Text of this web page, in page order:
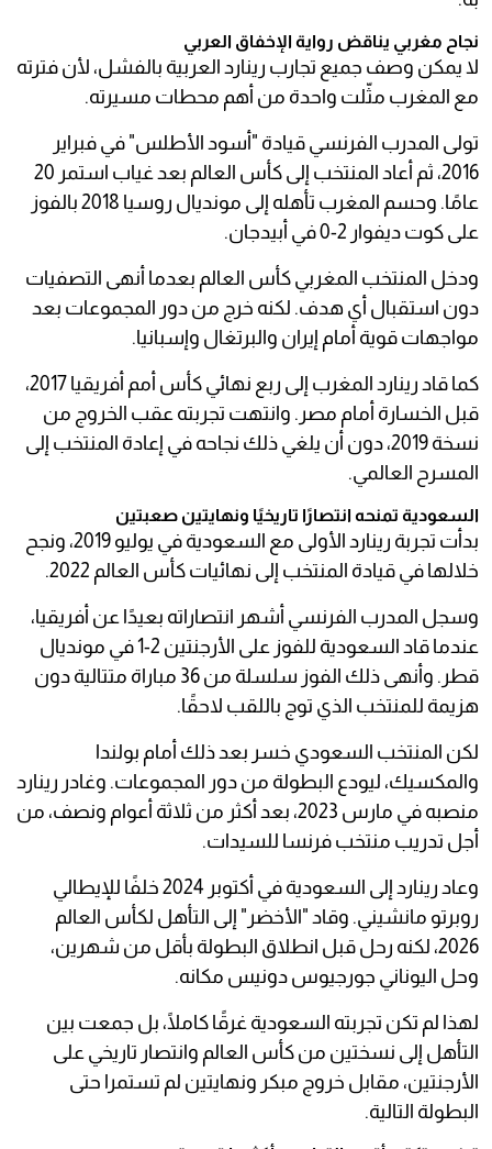
نجاح مغربي يناقض رواية الإخفاق العربي
لا يمكن وصف جميع تجارب رينارد العربية بالفشل، لأن فترته
مع المغرب مثّلت واحدة من أهم محطات مسيرته.
تولى المدرب الفرنسي قيادة "أسود الأطلس" في فبراير
2016، ثم أعاد المنتخب إلى كأس العالم بعد غياب استمر 20
عامًا. وحسم المغرب تأهله إلى مونديال روسيا 2018 بالفوز
على كوت ديفوار 2-0 في أبيدجان.
ودخل المنتخب المغربي كأس العالم بعدما أنهى التصفيات
دون استقبال أي هدف. لكنه خرج من دور المجموعات بعد
مواجهات قوية أمام إيران والبرتغال وإسبانيا.
كما قاد رينارد المغرب إلى ربع نهائي كأس أمم أفريقيا 2017،
قبل الخسارة أمام مصر. وانتهت تجربته عقب الخروج من
نسخة 2019، دون أن يلغي ذلك نجاحه في إعادة المنتخب إلى
المسرح العالمي.
السعودية تمنحه انتصارًا تاريخيًا ونهايتين صعبتين
بدأت تجربة رينارد الأولى مع السعودية في يوليو 2019، ونجح
خلالها في قيادة المنتخب إلى نهائيات كأس العالم 2022.
وسجل المدرب الفرنسي أشهر انتصاراته بعيدًا عن أفريقيا،
عندما قاد السعودية للفوز على الأرجنتين 2-1 في مونديال
قطر. وأنهى ذلك الفوز سلسلة من 36 مباراة متتالية دون
هزيمة للمنتخب الذي توج باللقب لاحقًا.
لكن المنتخب السعودي خسر بعد ذلك أمام بولندا
والمكسيك، ليودع البطولة من دور المجموعات. وغادر رينارد
منصبه في مارس 2023، بعد أكثر من ثلاثة أعوام ونصف، من
أجل تدريب منتخب فرنسا للسيدات.
وعاد رينارد إلى السعودية في أكتوبر 2024 خلفًا للإيطالي
روبرتو مانشيني. وقاد "الأخضر" إلى التأهل لكأس العالم
2026، لكنه رحل قبل انطلاق البطولة بأقل من شهرين،
وحل اليوناني جورجيوس دونيس مكانه.
لهذا لم تكن تجربته السعودية غرقًا كاملًا، بل جمعت بين
التأهل إلى نسختين من كأس العالم وانتصار تاريخي على
الأرجنتين، مقابل خروج مبكر ونهايتين لم تستمرا حتى
البطولة التالية.